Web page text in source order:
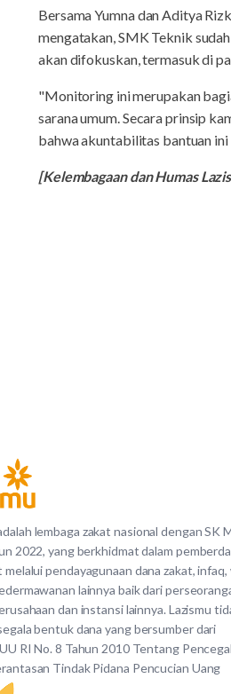
Bersama Yumna dan Aditya
mengatakan, SMK Teknik
akan difokuskan, termasuk di
"Monitoring ini merupakan
sarana umum. Secara prinsip
bahwa akuntabilitas bantuan
[Kelembagaan dan Humas
lembaga zakat nasional dengan SK
2022, yang berkhidmat dalam
melalui pendayagunaan dana zakat, infaq,
lainnya baik dari
dan instansi lainnya. Lazismu
bentuk dana yang bersumber dari
RI No. 8 Tahun 2010 Tentang
Tindak Pidana Pencucian Uang